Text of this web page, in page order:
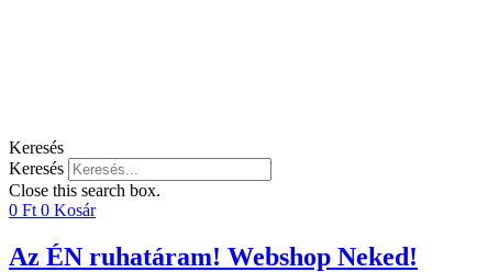
Keresés
Keresés
Close this search box.
0 Ft 0 Kosár
Az ÉN ruhatáram! Webshop Neked!